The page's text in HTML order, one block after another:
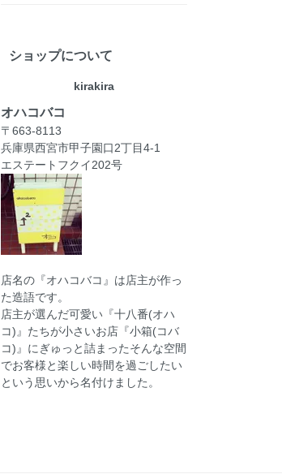
ショップについて
kirakira
オハコバコ
〒663-8113
兵庫県西宮市甲子園口2丁目4-1
エステートフクイ202号
店名の『オハコバコ』は店主が作っ
た造語です。
店主が選んだ可愛い『十八番(オハ
コ)』たちが小さいお店『小箱(コバ
コ)』にぎゅっと詰まったそんな空間
でお客様と楽しい時間を過ごしたい
という思いから名付けました。